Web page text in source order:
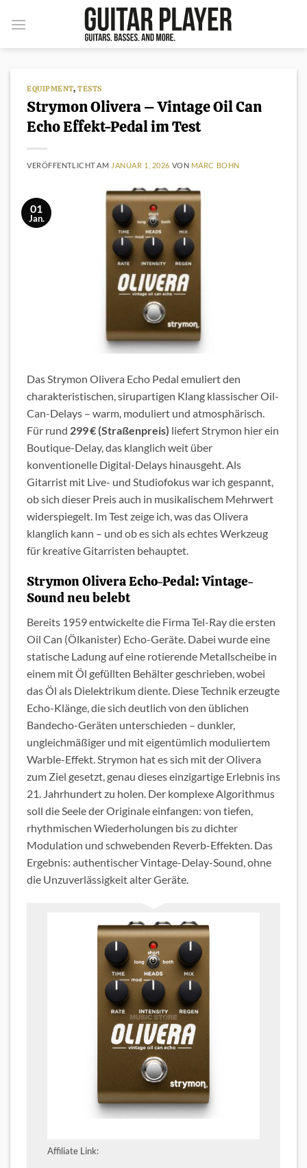
Inhalt
EQUIPMENT,TESTS
Strymon Olivera – Vintage Oil Can
Echo Effekt-Pedal im Test
VERÖFFENTLICHT AM JANUAR 1, 2026 VON MARC BOHN
01
Jan.
Das Strymon Olivera Echo Pedal emuliert den
charakteristischen, sirupartigen Klang klassischer Oil-
Can-Delays – warm, moduliert und atmosphärisch.
Für rund 299 € (Straßenpreis) liefert Strymon hier ein
Boutique-Delay, das klanglich weit über
konventionelle Digital-Delays hinausgeht. Als
Gitarrist mit Live- und Studiofokus war ich gespannt,
ob sich dieser Preis auch in musikalischem Mehrwert
widerspiegelt. Im Test zeige ich, was das Olivera
klanglich kann – und ob es sich als echtes Werkzeug
für kreative Gitarristen behauptet.
Strymon Olivera Echo-Pedal: Vintage-
Sound neu belebt
Bereits 1959 entwickelte die Firma Tel-Ray die ersten
Oil Can (Ölkanister) Echo-Geräte. Dabei wurde eine
statische Ladung auf eine rotierende Metallscheibe in
einem mit Öl gefüllten Behälter geschrieben, wobei
das Öl als Dielektrikum diente. Diese Technik erzeugte
Echo-Klänge, die sich deutlich von den üblichen
Bandecho-Geräten unterschieden – dunkler,
ungleichmäßiger und mit eigentümlich moduliertem
Warble-Effekt. Strymon hat es sich mit der Olivera
zum Ziel gesetzt, genau dieses einzigartige Erlebnis ins
21. Jahrhundert zu holen. Der komplexe Algorithmus
soll die Seele der Originale einfangen: von tiefen,
rhythmischen Wiederholungen bis zu dichter
Modulation und schwebenden Reverb-Effekten. Das
Ergebnis: authentischer Vintage-Delay-Sound, ohne
die Unzuverlässigkeit alter Geräte.
Affiliate Link: